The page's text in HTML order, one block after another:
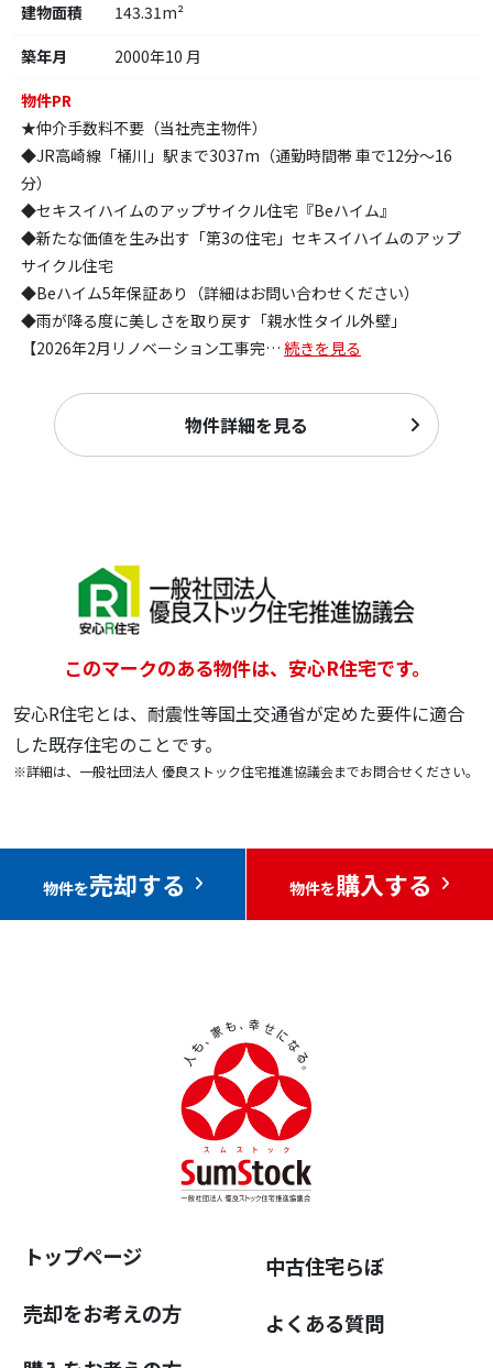
建物面積
143.31m²
築年月
2000年10 月
物件PR
★仲介手数料不要（当社売主物件）
◆JR高崎線「桶川」駅まで3037m（通勤時間帯 車で12分～16
分）
◆セキスイハイムのアップサイクル住宅『Beハイム』
◆新たな価値を生み出す「第3の住宅」セキスイハイムのアップ
サイクル住宅
◆Beハイム5年保証あり（詳細はお問い合わせください）
◆雨が降る度に美しさを取り戻す「親水性タイル外壁」
【2026年2月リノベーション工事完… 続きを見る
物件詳細を見る
このマークのある物件は、安心R住宅です。
安心R住宅とは、耐震性等国土交通省が定めた要件に適合
した既存住宅のことです。
※詳細は、一般社団法人 優良ストック住宅推進協議会までお問合せください。
物件を売却する 物件を購入する
トップページ
売却をお考えの方
中古住宅らぼ
よくある質問